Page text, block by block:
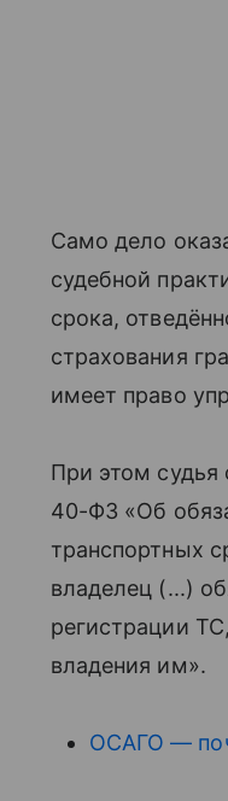
Само дело
судебной
срока,
страхования
имеет право
При этом судья
40-ФЗ «Об
транспортных
владелец (...)
регистрации
владения им».
ОСАГО —